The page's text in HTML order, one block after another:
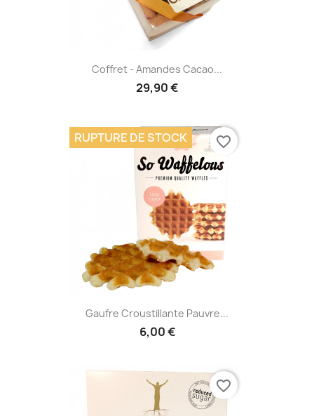
Coffret - Amandes Cacao...
29,90 €
Gaufre Croustillante Pauvre...
6,00 €
RUPTURE DE STOCK favorite_border
favorite_border